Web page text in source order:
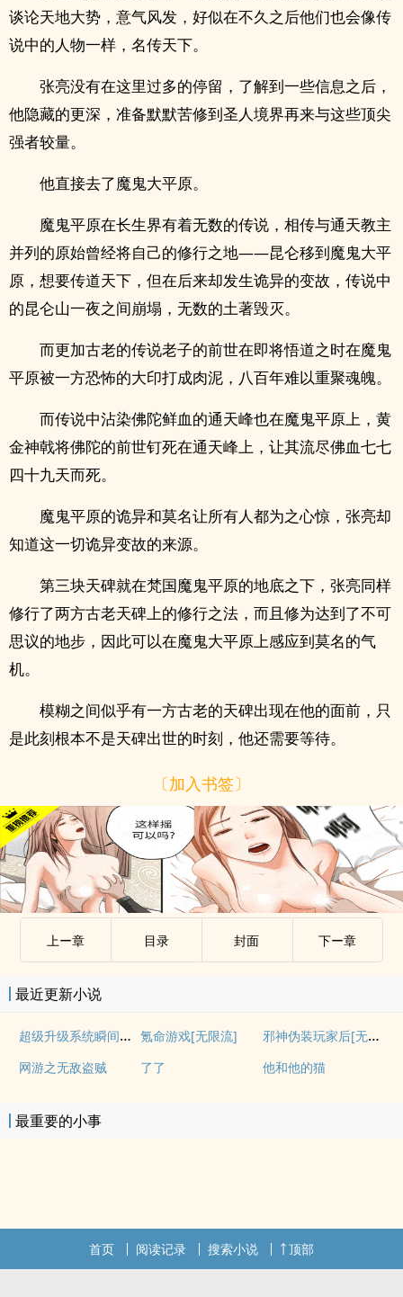
谈论天地大势，意气风发，好似在不久之后他们也会像传
说中的人物一样，名传天下。
张亮没有在这里过多的停留，了解到一些信息之后，
他隐藏的更深，准备默默苦修到圣人境界再来与这些顶尖
强者较量。
他直接去了魔鬼大平原。
魔鬼平原在长生界有着无数的传说，相传与通天教主
并列的原始曾经将自己的修行之地——昆仑移到魔鬼大平
原，想要传道天下，但在后来却发生诡异的变故，传说中
的昆仑山一夜之间崩塌，无数的土著毁灭。
而更加古老的传说老子的前世在即将悟道之时在魔鬼
平原被一方恐怖的大印打成肉泥，八百年难以重聚魂魄。
而传说中沾染佛陀鲜血的通天峰也在魔鬼平原上，黄
金神戟将佛陀的前世钉死在通天峰上，让其流尽佛血七七
四十九天而死。
魔鬼平原的诡异和莫名让所有人都为之心惊，张亮却
知道这一切诡异变故的来源。
第三块天碑就在梵国魔鬼平原的地底之下，张亮同样
修行了两方古老天碑上的修行之法，而且修为达到了不可
思议的地步，因此可以在魔鬼大平原上感应到莫名的气
机。
模糊之间似乎有一方古老的天碑出现在他的面前，只
是此刻根本不是天碑出世的时刻，他还需要等待。
〔加入书签〕
.
上ー章 目录 封面 下ー章
最近更新小说
超级升级系统瞬间百倍暴击 氪命游戏[无限流] 邪神伪装玩家后[无限]
网游之无敌盗贼 了了 他和他的猫
最重要的小事
首页 阅读记录 搜索小说 顶部